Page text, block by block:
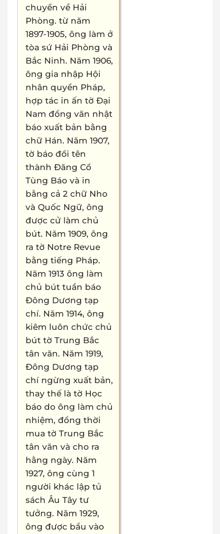
chuyển về Hải
Phòng. từ năm
1897-1905, ông làm ở
tòa sứ Hải Phòng và
Bắc Ninh. Năm 1906,
ông gia nhập Hội
nhân quyền Pháp,
hợp tác in ấn tờ Đại
Nam đồng văn nhật
báo xuất bản bằng
chữ Hán. Năm 1907,
tờ báo đổi tên
thành Đăng Cổ
Tùng Báo và in
bằng cả 2 chữ Nho
và Quốc Ngữ, ông
được cử làm chủ
bút. Năm 1909, ông
ra tờ Notre Revue
bằng tiếng Pháp.
Năm 1913 ông làm
chủ bút tuần báo
Đông Dương tạp
chí. Năm 1914, ông
kiêm luôn chức chủ
bút tờ Trung Bắc
tân văn. Năm 1919,
Đông Dương tạp
chí ngừng xuất bản,
thay thế là tờ Học
báo do ông làm chủ
nhiệm, đồng thời
mua tờ Trung Bắc
tân văn và cho ra
hằng ngày. Năm
1927, ông cùng 1
người khác lập tủ
sách Âu Tây tư
tưởng. Năm 1929,
ông được bầu vào